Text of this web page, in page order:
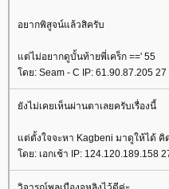
อยากพิสูจน์แล้วสิครับ
ต่ไม่อยากดูบั้นท้ายพี่เคร็ก ==' 55
ดย: Seam - C IP: 61.90.87.205
ังไม่เคยเห็นผ่านตาเลยครับเรื่องนี้
ต่ตั้งใจจะหา Kagbeni มาดูให้ได้ คิ
ดย: เอกเช้า IP: 124.120.189.158